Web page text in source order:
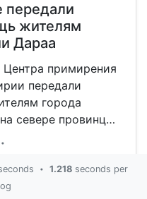
• 1.218 seconds per
британскими
передали
жителям
Дараа
примирения
передали
города
севере провинции
•